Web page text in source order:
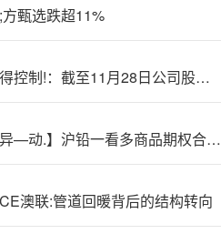
方甄选跌超11%
海得控制!：截至11月28日公司股东人数为45715户
【异—动.】沪铅一看多商品期权合约大涨3900%
澳联:管道回暖背后的结构转向